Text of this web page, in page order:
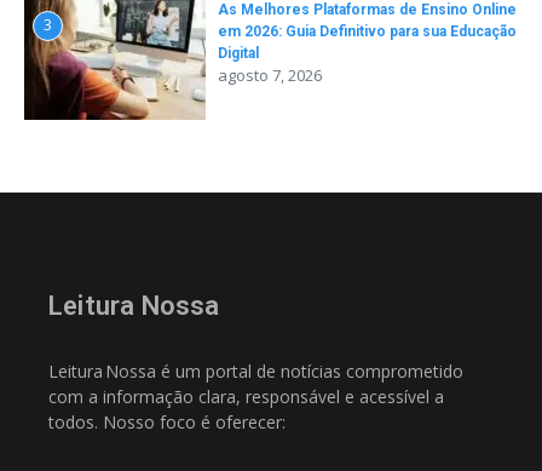
3
As Melhores Plataformas de Ensino Online
em 2026: Guia Definitivo para sua Educação
Digital
agosto 7, 2026
Leitura Nossa
Leitura Nossa é um portal de notícias comprometido
com a informação clara, responsável e acessível a
todos. Nosso foco é oferecer: